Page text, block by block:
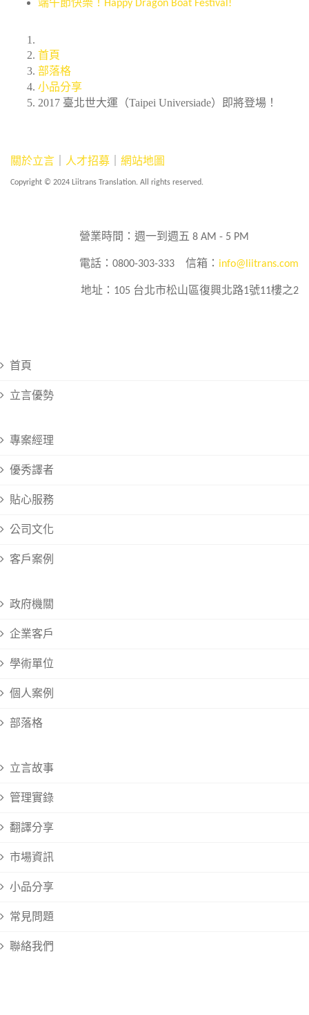
端午節快樂！Happy Dragon Boat Festival!
首頁
部落格
小品分享
2017 臺北世大運（Taipei Universiade）即將登場！
關於立言 人才招募 網站地圖
Copyright © 2024 Liitrans Translation. All rights reserved.
營業時間：週一到週五 8 AM - 5 PM
電話：0800-303-333 信箱： info@liitrans.com
地址：105 台北市松山區復興北路1號11樓之2
首頁
立言優勢
專案經理
優秀譯者
貼心服務
公司文化
客戶案例
政府機關
企業客戶
學術單位
個人案例
部落格
立言故事
管理實錄
翻譯分享
市場資訊
小品分享
常見問題
聯絡我們